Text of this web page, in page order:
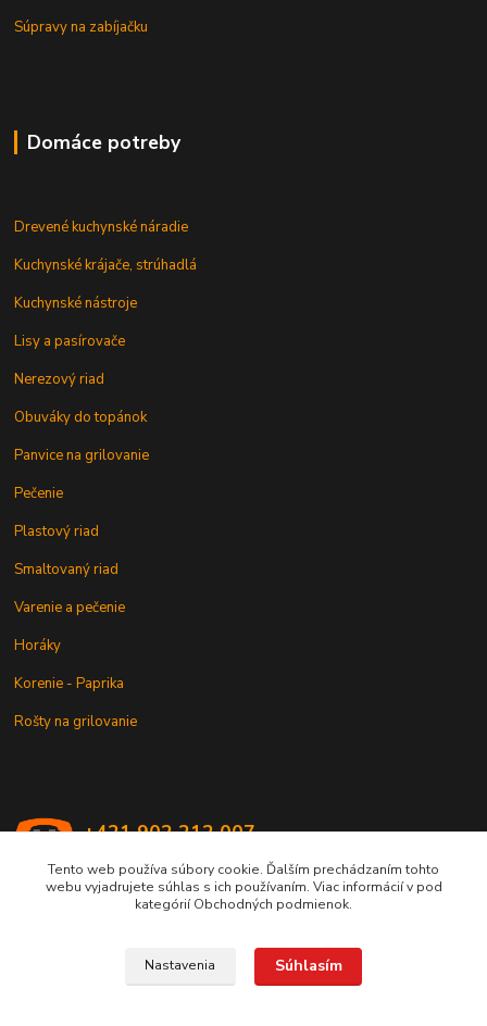
Súpravy na zabíjačku
Domáce potreby
Drevené kuchynské náradie
Kuchynské krájače, strúhadlá
Kuchynské nástroje
Lisy a pasírovače
Nerezový riad
Obuváky do topánok
Panvice na grilovanie
Pečenie
Plastový riad
Smaltovaný riad
Varenie a pečenie
Horáky
Korenie - Paprika
Rošty na grilovanie
+421 902 212 007
Tento web používa súbory cookie. Ďalším prechádzaním tohto
webu vyjadrujete súhlas s ich používaním. Viac informácií v pod
kategórií Obchodných podmienok.
Nastavenia Súhlasím